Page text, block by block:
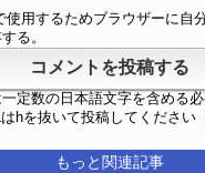
使用するためブラウザーに自
る。
定数の日本語文字を含める
hを抜いて投稿してください
もっと関連記事